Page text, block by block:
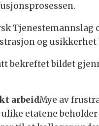
Tjenestemannslag
og
bekreftet bildet
arbeidMye av
etatene